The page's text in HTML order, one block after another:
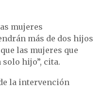
mujeres
más de dos hijos
las mujeres que
hijo”, cita.
la intervención